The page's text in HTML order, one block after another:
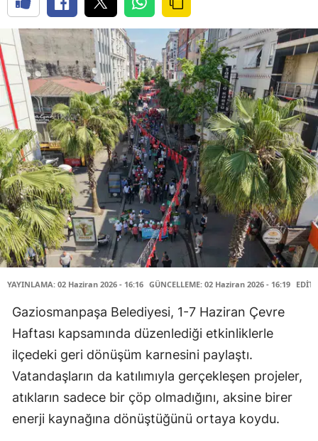
YAYINLAMA: 02 Haziran 2026 - 16:16 GÜNCELLEME: 02 Haziran 2026 - 16:19
Gaziosmanpaşa Belediyesi, 1-7 Haziran Çevre
Haftası kapsamında düzenlediği etkinliklerle
ilçedeki geri dönüşüm karnesini paylaştı.
Vatandaşların da katılımıyla gerçekleşen projeler,
atıkların sadece bir çöp olmadığını, aksine birer
enerji kaynağına dönüştüğünü ortaya koydu.